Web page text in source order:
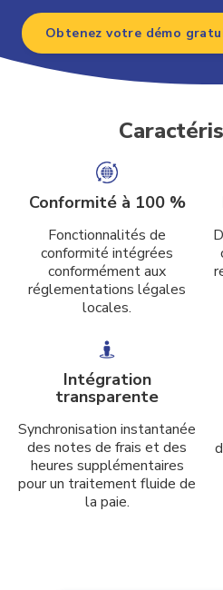
Obtenez votre démo
Conformité à 100 %
Fonctionnalités de
conformité intégrées
conformément aux
réglementations légales
locales.
Intégration
transparente
Synchronisation instantanée
des notes de frais et des
heures supplémentaires
pour un traitement fluide de
la paie.